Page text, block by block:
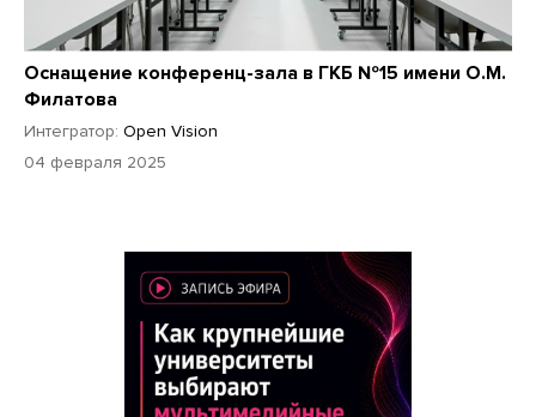
Оснащение конференц-зала в ГКБ №15 имени О.М.
Филатова
Интегратор: Open Vision
04 февраля 2025